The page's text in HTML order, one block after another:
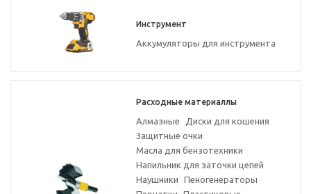
Инструмент
Аккумуляторы для инструмента
Расходные материаллы
Алмазные
Диски для кошения
Защитные очки
Масла для бензотехники
Напильник для заточки цепей
Наушники
Пеногенераторы